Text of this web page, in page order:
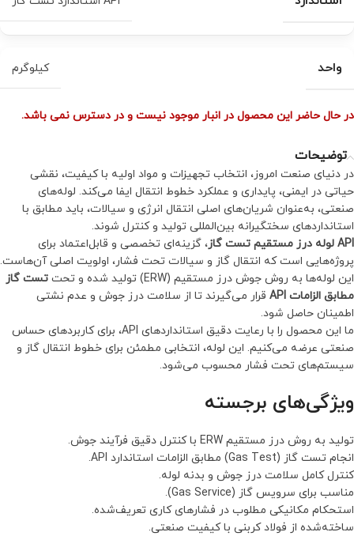
واحد کیلوگرم
در حال حاضر این محصول در انبار موجود نیست و در دسترس نمی باشد.
توضیحات
در دنیای صنعت امروز، انتخاب تجهیزات و مواد اولیه با کیفیت، نقشی
حیاتی در ایمنی، پایداری و عملکرد خطوط انتقال ایفا می‌کند. لوله‌های
صنعتی، به‌عنوان شریان‌های اصلی انتقال انرژی و سیالات، باید مطابق با
استانداردهای سختگیرانه بین‌المللی تولید و کنترل شوند.
API لوله درز مستقیم تست گاز
، گزینه‌ای تخصصی و قابل‌اعتماد برای
پروژه‌هایی است که انتقال گاز و سیالات تحت فشار، اولویت اصلی آن‌هاست.
این لوله‌ها به روش جوش درز مستقیم (ERW) تولید شده و تحت
تست گاز
مطابق الزامات API
قرار می‌گیرند تا از سلامت درز جوش و عدم نشتی
اطمینان حاصل شود.
ما این محصول را با رعایت دقیق استانداردهای API، برای کاربردهای حساس
صنعتی عرضه می‌کنیم. این لوله، انتخابی مطمئن برای خطوط انتقال گاز و
سیستم‌های تحت فشار محسوب می‌شود.
ویژگی‌های برجسته
تولید به روش درز مستقیم ERW با کنترل دقیق فرآیند جوش.
انجام تست گاز (Gas Test) مطابق الزامات استاندارد API.
کنترل کامل سلامت درز جوش و بدنه لوله.
مناسب برای سرویس گاز (Gas Service).
استحکام مکانیکی مطلوب در فشارهای کاری تعریف‌شده.
ساخته‌شده از فولاد کربنی با کیفیت صنعتی.